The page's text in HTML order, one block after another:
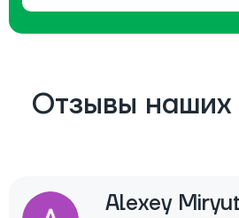
Отзывы наших
Alexey